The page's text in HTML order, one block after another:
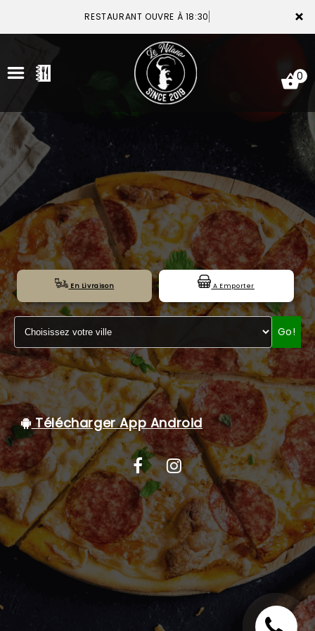
×
RESTAURANT OUVRE À 18:30
ACCUEIL
LA CARTE
VOTRE COMPTE
NOTRE RESTAURANT
VOS AVIS
MENTIONS LÉGALES
C.G.V
0
En Livraison A Emporter
Go!
Télécharger App Android